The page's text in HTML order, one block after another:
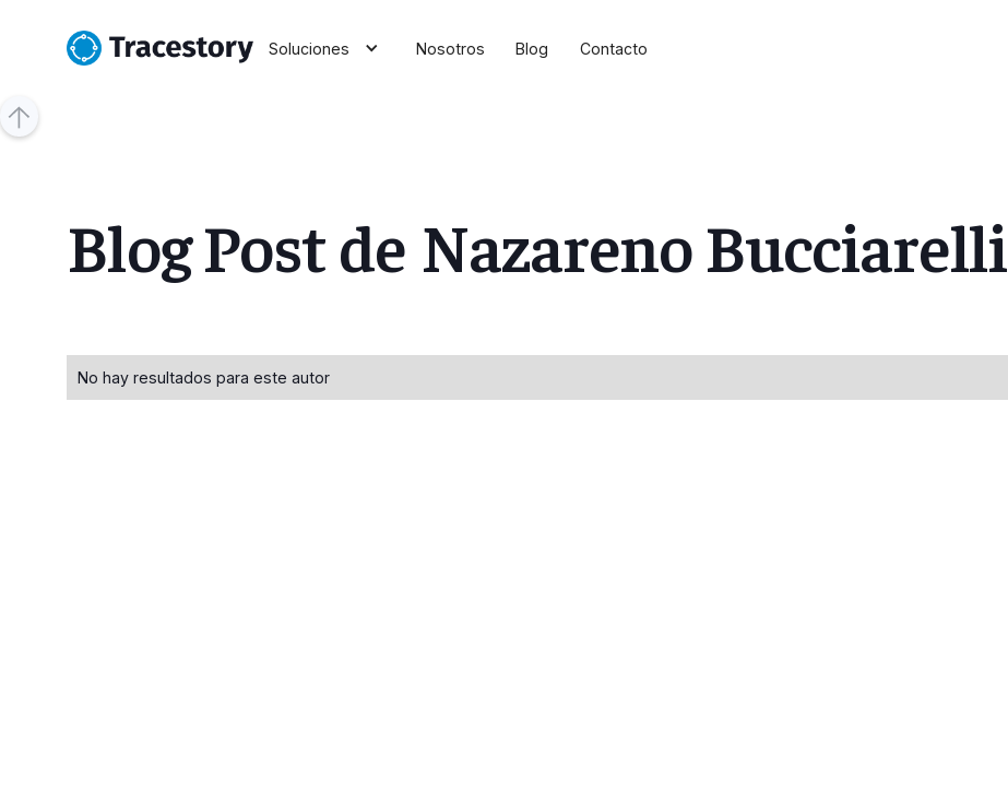
Soluciones Nosotros Blog Contacto
Blog Post de Nazareno Bucciarelli
No hay resultados para este autor